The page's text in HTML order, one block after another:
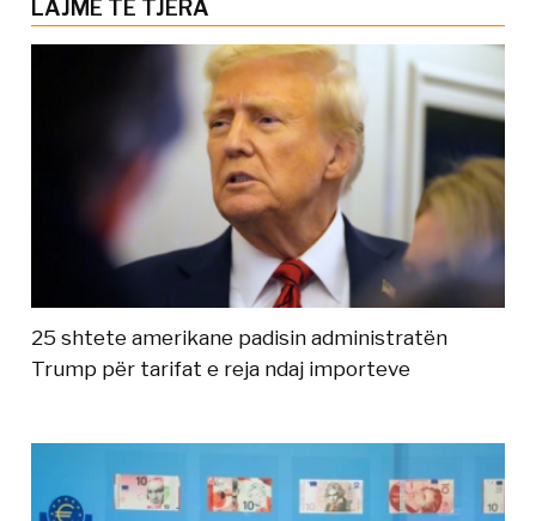
LAJME TË TJERA
25 shtete amerikane padisin administratën
Trump për tarifat e reja ndaj importeve